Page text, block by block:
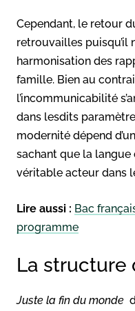
Cependant, le retour
retrouvailles puisqu’il
harmonisation des
famille. Bien au
l’incommunicabilité
dans lesdits
modernité dépend
sachant que la
véritable acteur dans
Lire aussi : Bac
programme
La structure
Juste la fin du monde